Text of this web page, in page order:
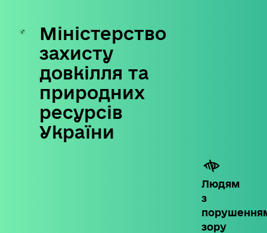
Skip
content
Міністерство
захисту
довкілля та
природних
ресурсів
України
Людям
з
зору